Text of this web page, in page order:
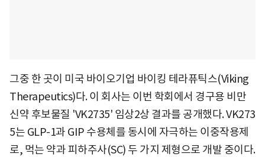
그중 한 곳이 미국 바이오기업 바이킹 테라퓨틱스(Viking
Therapeutics)다. 이 회사는 이번 학회에서 경구용 비만
신약 후보물질 'VK2735' 임상2상 결과를 공개했다. VK273
5는 GLP-1과 GIP 수용체를 동시에 자극하는 이중작용제
로, 먹는 약과 피하주사(SC) 두 가지 제형으로 개발 중이다.